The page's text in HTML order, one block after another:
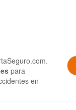
para
en